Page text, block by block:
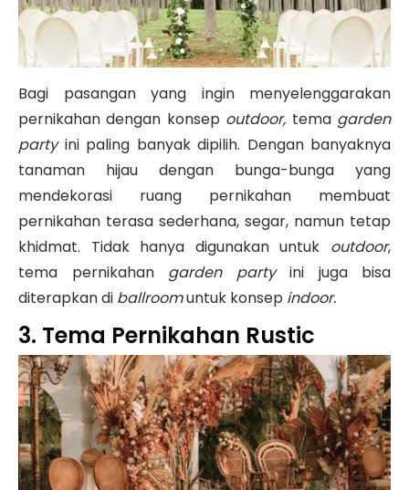
Bagi pasangan yang ingin menyelenggarakan
pernikahan dengan konsep outdoor, temagarden
partyini paling banyak dipilih. Dengan banyaknya
tanaman hijau dengan bunga-bunga yang
mendekorasi ruang pernikahan membuat
pernikahan terasa sederhana, segar, namun tetap
khidmat. Tidak hanya digunakan untuk outdoor,
tema pernikahan garden partyini juga bisa
diterapkan di ballroomuntuk konsep indoor.
3. Tema Pernikahan Rustic